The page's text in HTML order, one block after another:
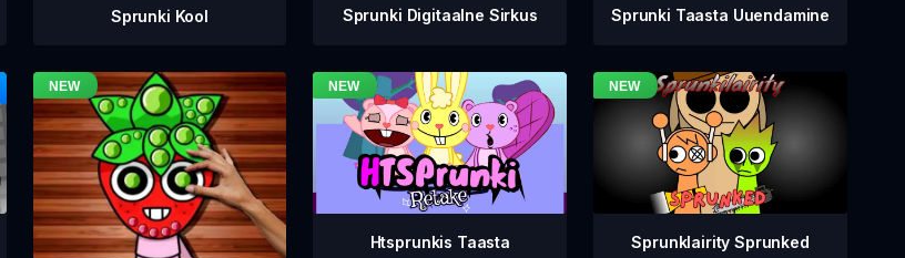
Sprunki Kool Sprunki Digitaalne Sirkus Sprunki Taasta Uuendamine
Htsprunkis Taasta Sprunklairity Sprunked